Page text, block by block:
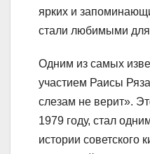
ярких и
стали любимыми для
Одним из самых
участием Раисы
слезам не верит».
1979 году, стал
истории советского